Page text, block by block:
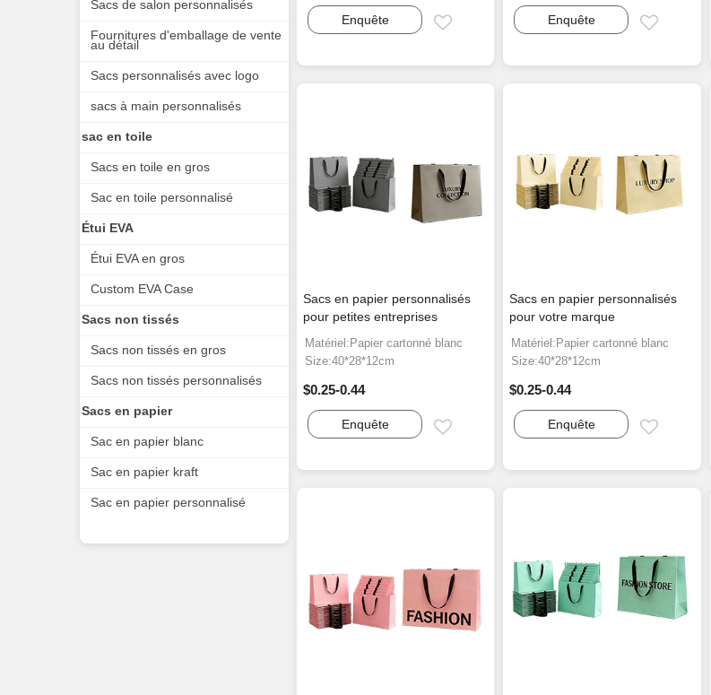
Enquête Enquête
Sacs en papier personnalisés
pour petites entreprises
Matériel:Papier cartonné blanc
Size:40*28*12cm
$0.25-0.44
Enquête
Sacs en papier personnalisés
pour votre marque
Matériel:Papier cartonné blanc
Size:40*28*12cm
$0.25-0.44
Enquête
Sacs de salon personnalisés
Fournitures d'emballage de vente
au détail
Sacs personnalisés avec logo
sacs à main personnalisés
sac en toile
Sacs en toile en gros
Sac en toile personnalisé
Étui EVA
Étui EVA en gros
Custom EVA Case
Sacs non tissés
Sacs non tissés en gros
Sacs non tissés personnalisés
Sacs en papier
Sac en papier blanc
Sac en papier kraft
Sac en papier personnalisé